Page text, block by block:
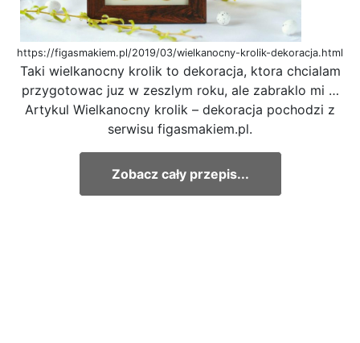
https://figasmakiem.pl/2019/03/wielkanocny-krolik-dekoracja.html
Taki wielkanocny krolik to dekoracja, ktora chcialam
przygotowac juz w zeszlym roku, ale zabraklo mi …
Artykul Wielkanocny krolik – dekoracja pochodzi z
serwisu figasmakiem.pl.
Zobacz cały przepis...